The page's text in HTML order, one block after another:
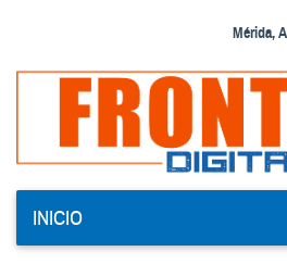
Mérida,
INICIO